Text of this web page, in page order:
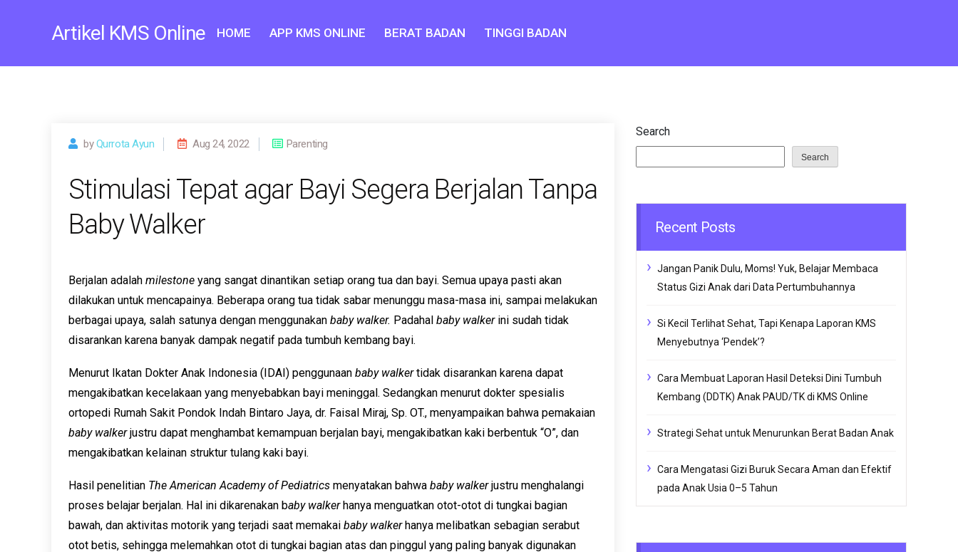
Artikel KMS Online HOME APP KMS ONLINE BERAT BADAN TINGGI BADAN
byQurrota Ayun Aug 24, 2022 Parenting
Stimulasi Tepat agar Bayi Segera Berjalan Tanpa
Baby Walker
Berjalan adalah milestone yang sangat dinantikan setiap orang tua dan bayi. Semua upaya pasti akan
dilakukan untuk mencapainya. Beberapa orang tua tidak sabar menunggu masa-masa ini, sampai melakukan
berbagai upaya, salah satunya dengan menggunakan baby walker. Padahal baby walker ini sudah tidak
disarankan karena banyak dampak negatif pada tumbuh kembang bayi.
Menurut Ikatan Dokter Anak Indonesia (IDAI) penggunaan baby walkertidak disarankan karena dapat
mengakibatkan kecelakaan yang menyebabkan bayi meninggal. Sedangkan menurut dokter spesialis
ortopedi Rumah Sakit Pondok Indah Bintaro Jaya, dr. Faisal Miraj, Sp. OT., menyampaikan bahwa pemakaian
baby walkerjustru dapat menghambat kemampuan berjalan bayi, mengakibatkan kaki berbentuk “O”, dan
mengakibatkan kelainan struktur tulang kaki bayi.
Hasil penelitian The American Academy of Pediatrics menyatakan bahwa baby walkerjustru menghalangi
proses belajar berjalan. Hal ini dikarenakan baby walkerhanya menguatkan otot-otot di tungkai bagian
bawah, dan aktivitas motorik yang terjadi saat memakai baby walkerhanya melibatkan sebagian serabut
otot betis, sehingga melemahkan otot di tungkai bagian atas dan pinggul yang paling banyak digunakan
Search
Search
Recent Posts
Jangan Panik Dulu, Moms! Yuk, Belajar Membaca
Status Gizi Anak dari Data Pertumbuhannya
Si Kecil Terlihat Sehat, Tapi Kenapa Laporan KMS
Menyebutnya ‘Pendek’?
Cara Membuat Laporan Hasil Deteksi Dini Tumbuh
Kembang (DDTK) Anak PAUD/TK di KMS Online
Strategi Sehat untuk Menurunkan Berat Badan Anak
Cara Mengatasi Gizi Buruk Secara Aman dan Efektif
pada Anak Usia 0–5 Tahun